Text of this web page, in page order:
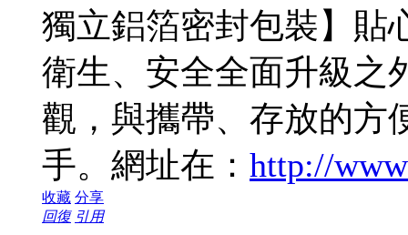
獨立鋁箔密封包裝】貼
衛生、安全全面升級之
觀，與攜帶、存放的方
手。網址在： http://
收藏 分享
回復 引用